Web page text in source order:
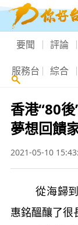
要聞 評論
服務台 綜合
香港“80
夢想回饋
2021-05-10
從海歸到“
惠銘醞釀了很